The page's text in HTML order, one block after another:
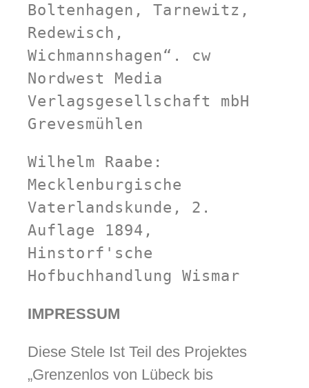
Boltenhagen, Tarnewitz,
Redewisch,
Wichmannshagen“. cw
Nordwest Media
Verlagsgesellschaft mbH
Grevesmühlen
Wilhelm Raabe:
Mecklenburgische
Vaterlandskunde, 2.
Auflage 1894,
Hinstorf'sche
Hofbuchhandlung Wismar
IMPRESSUM
Diese Stele Ist Teil des Projektes
„Grenzenlos von Lübeck bis